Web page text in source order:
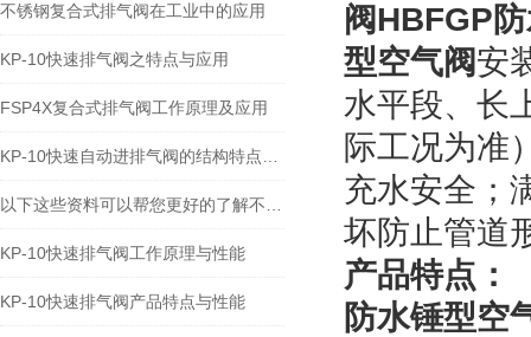
不锈钢复合式排气阀在工业中的应用
KP-10快速排气阀之特点与应用
FSP4X复合式排气阀工作原理及应用
KP-10快速排气阀工作原理与性能
KP-10快速排气阀产品特点与性能​
阀HBFGP
型空气阀安
水平段、长
际工况为准
充水安全；
坏防止管道
产品特点：
防水锤型空